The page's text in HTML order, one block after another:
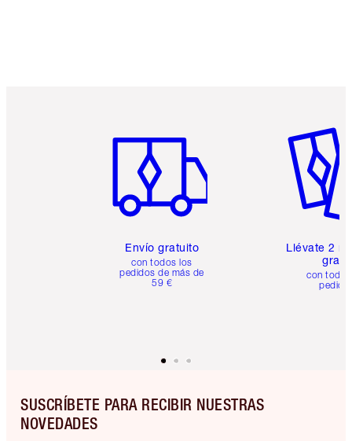
Envío gratuito
con todos los
pedidos de más de
59 €
Llévate 2
gratis
con
SUSCRÍBETE PARA RECIBIR NUESTRAS
NOVEDADES